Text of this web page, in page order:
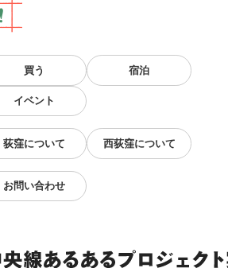
買う 宿泊
イベント
荻窪について 西荻窪について
お問い合わせ